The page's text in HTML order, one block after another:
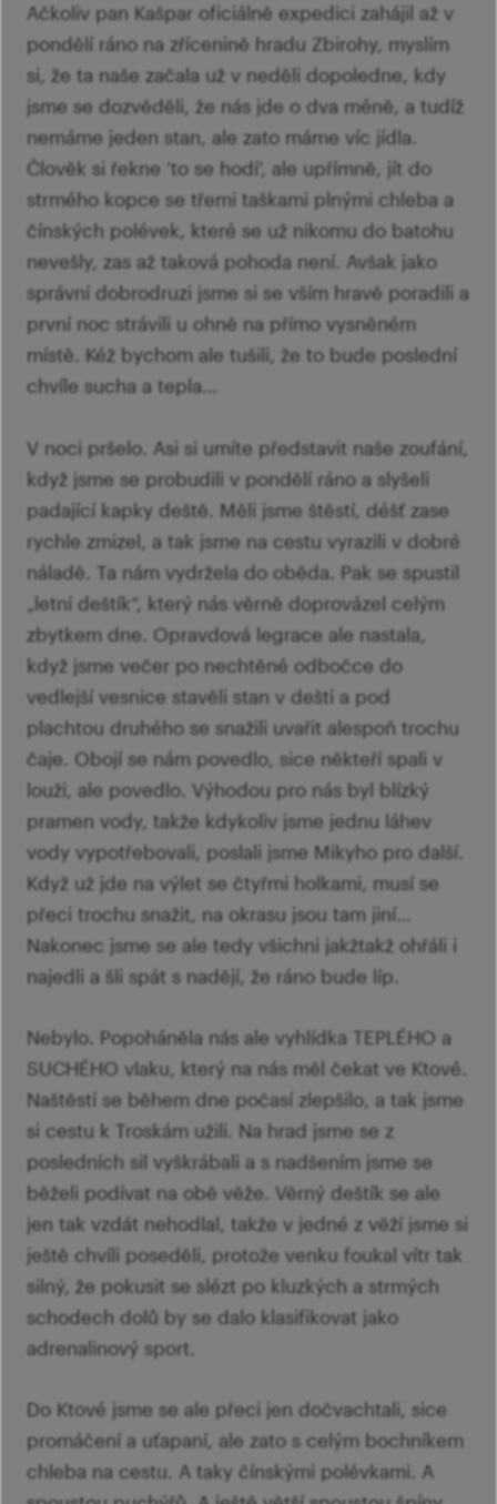
Ačkoliv pan Kašpar oficiálně expedici zahájil až v
pondělí ráno na zřícenině hradu Zbirohy, myslím
si, že ta naše začala už v neděli dopoledne, kdy
jsme se dozvěděli, že nás jde o dva méně, a tudíž
nemáme jeden stan, ale zato máme víc jídla.
Člověk si řekne ‘to se hodí’, ale upřímně, jít do
strmého kopce se třemi taškami plnými chleba a
čínských polévek, které se už nikomu do batohu
nevešly, zas až taková pohoda není. Avšak jako
správní dobrodruzi jsme si se vším hravě poradili a
první noc strávili u ohně na přímo vysněném
místě. Kéž bychom ale tušili, že to bude poslední
chvíle sucha a tepla…
V noci pršelo. Asi si umíte představit naše zoufání,
když jsme se probudili v pondělí ráno a slyšeli
padající kapky deště. Měli jsme štěstí, déšť zase
rychle zmizel, a tak jsme na cestu vyrazili v dobré
náladě. Ta nám vydržela do oběda. Pak se spustil
„letní deštík“, který nás věrně doprovázel celým
zbytkem dne. Opravdová legrace ale nastala,
když jsme večer po nechtěné odbočce do
vedlejší vesnice stavěli stan v dešti a pod
plachtou druhého se snažili uvařit alespoň trochu
čaje. Obojí se nám povedlo, sice někteří spali v
louži, ale povedlo. Výhodou pro nás byl blízký
pramen vody, takže kdykoliv jsme jednu láhev
vody vypotřebovali, poslali jsme Mikyho pro další.
Když už jde na výlet se čtyřmi holkami, musí se
přeci trochu snažit, na okrasu jsou tam jiní…
Nakonec jsme se ale tedy všichni jakžtakž ohřáli i
najedli a šli spát s nadějí, že ráno bude líp.
Nebylo. Popoháněla nás ale vyhlídka TEPLÉHO a
SUCHÉHO vlaku, který na nás měl čekat ve Ktové.
Naštěstí se během dne počasí zlepšilo, a tak jsme
si cestu k Troskám užili. Na hrad jsme se z
posledních sil vyškrábali a s nadšením jsme se
běželi podívat na obě věže. Věrný deštík se ale
jen tak vzdát nehodlal, takže v jedné z věží jsme si
ještě chvíli poseděli, protože venku foukal vítr tak
silný, že pokusit se slézt po kluzkých a strmých
schodech dolů by se dalo klasifikovat jako
adrenalinový sport.
Do Ktové jsme se ale přeci jen dočvachtali, sice
promáčení a uťapaní, ale zato s celým bochníkem
chleba na cestu. A taky čínskými polévkami. A